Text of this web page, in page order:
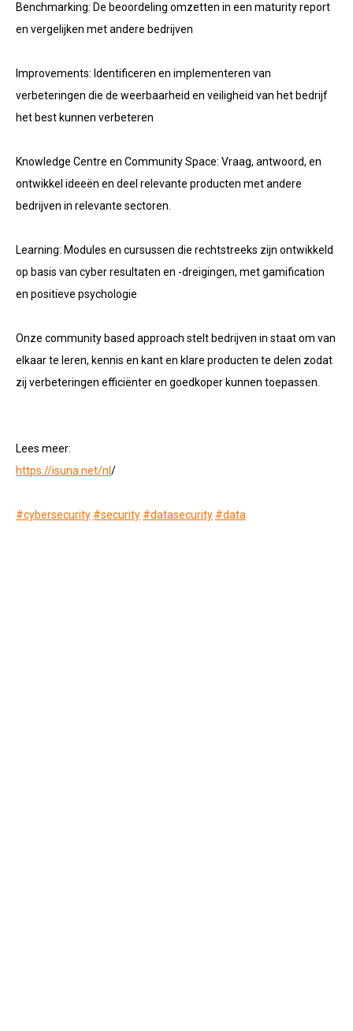
Benchmarking: De beoordeling omzetten in een maturity report
en vergelijken met andere bedrijven
Improvements: Identificeren en implementeren van
verbeteringen die de weerbaarheid en veiligheid van het bedrijf
het best kunnen verbeteren
Knowledge Centre en Community Space: Vraag, antwoord, en
ontwikkel ideeën en deel relevante producten met andere
bedrijven in relevante sectoren.
Learning: Modules en cursussen die rechtstreeks zijn ontwikkeld
op basis van cyber resultaten en -dreigingen, met gamification
en positieve psychologie
Onze community based approach stelt bedrijven in staat om van
elkaar te leren, kennis en kant en klare producten te delen zodat
zij verbeteringen efficiënter en goedkoper kunnen toepassen.
Lees meer:
https://isuna.net/nl /
#cybersecurity #security #datasecurity #data